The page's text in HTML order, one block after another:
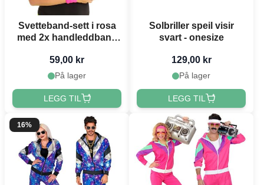
Svetteband-sett i rosa
med 2x handleddband
59,00 kr
På lager
LEGG TIL
Solbriller speil visir
svart - onesize
129,00 kr
På lager
LEGG TIL
16%